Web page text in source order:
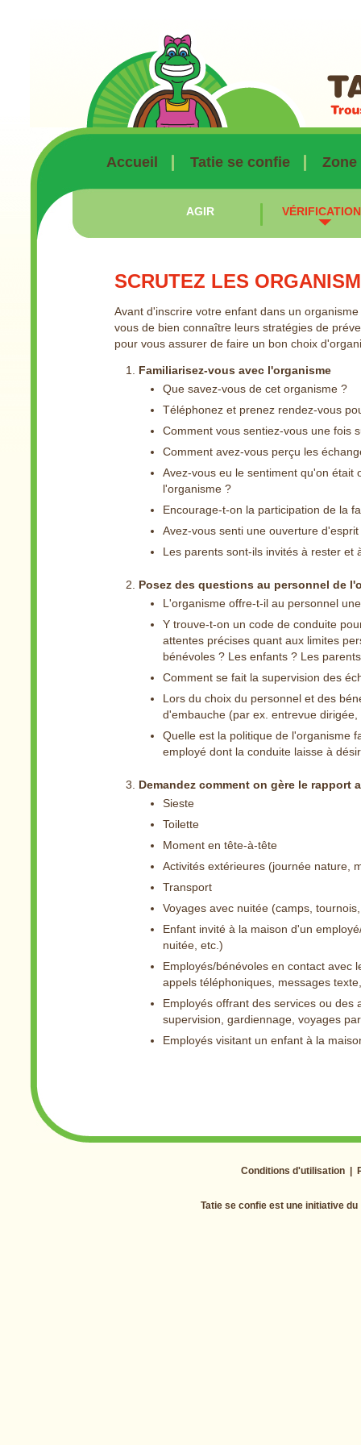
Accueil Tatie se confie Zone
AGIR
SCRUTEZ LES
Avant d'inscrire votre enfant dans un
vous de bien connaître leurs stratégies de
pour vous assurer de faire un bon choix
Familiarisez-vous avec l'organisme
Que savez-vous de cet organisme ?
Téléphonez et prenez rendez-vous
Comment vous sentiez-vous une fois
Comment avez-vous perçu les
Avez-vous eu le sentiment qu'on était
l'organisme ?
Encourage-t-on la participation de la
Avez-vous senti une ouverture
Les parents sont-ils invités à rester et
Posez des questions au personnel de
L'organisme offre-t-il au personnel
Y trouve-t-on un code de conduite
attentes précises quant aux limites
bénévoles ? Les enfants ? Les
Comment se fait la supervision des
Lors du choix du personnel et des
d'embauche (par ex. entrevue
Quelle est la politique de l'organisme
employé dont la conduite laisse à
Demandez comment on gère le
Sieste
Toilette
Moment en tête-à-tête
Activités extérieures (journée nature,
Transport
Voyages avec nuitée (camps,
Enfant invité à la maison d'un
nuitée, etc.)
Employés/bénévoles en contact avec
appels téléphoniques, messages
Employés offrant des services ou
supervision, gardiennage, voyages
Employés visitant un enfant à la
Conditions d'utilisation
Tatie se confie est une initiative du